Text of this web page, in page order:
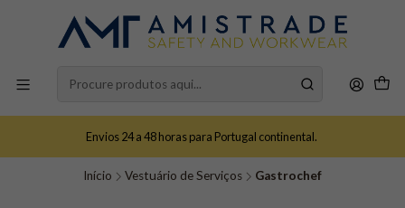
Envios 24 a 48 horas para Portugal continental.
Início Vestuário de Serviços Gastrochef